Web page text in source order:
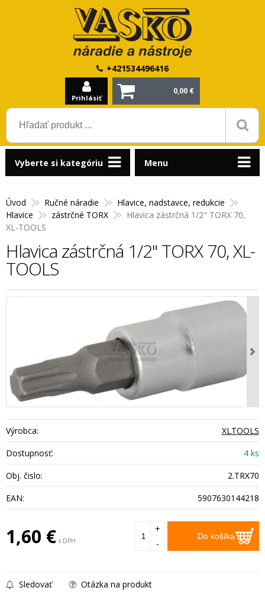
+421534496416
Prihlásiť
0,00 €
Úvod Ručné náradie
Hlavice, nadstavce, redukcie
Hlavice
zástrčné TORX
Hlavica zástrčná 1/2" TORX 70,
XL-TOOLS
Hlavica zástrčná 1/2" TORX 70, XL-
TOOLS
Výrobca:
XLTOOLS
Dostupnosť:
4 ks
Obj. čislo:
2.TRX70
EAN:
5907630144218
1,60 € s DPH Do košíka
+
-
Sledovať Otázka na produkt
Vyberte si kategóriu Menu